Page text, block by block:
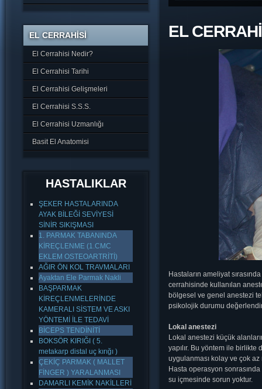
EL
Hastaların ameliyat
cerrahisinde kullanılan
bölgesel ve genel anestezi
psikolojik durumu
Lokal anestezi
Lokal anestezi küçük
yapılır. Bu yöntem ile birlikte
uygulanması kolay ve çok
Hasta operasyon
su içmesinde sorun yoktur.
EL CERRAHİSİ
El Cerrahisi Nedir?
El Cerrahisi Tarihi
El Cerrahisi Gelişmeleri
El Cerrahisi S.S.S.
El Cerrahisi Uzmanlığı
Basit El Anatomisi
HASTALIKLAR
ŞEKER HASTALARINDA
AYAK BİLEĞİ SEVİYESİ
SİNİR SIKIŞMASI
1. PARMAK TABANINDA
KİREÇLENME (1.CMC
EKLEM OSTEOARTRİTİ)
AĞIR ÖN KOL TRAVMALARI
Ayaktan Ele Parmak Nakli
BAŞPARMAK
KİREÇLENMELERİNDE
KAMERALI SİSTEM VE ASKI
YÖNTEMİ İLE TEDAVİ
BİCEPS TENDİNİTİ
BOKSÖR KIRIĞI ( 5.
metakarp distal uç kırığı )
ÇEKİÇ PARMAK ( MALLET
FİNGER ) YARALANMASI
DAMARLI KEMİK NAKİLLERİ